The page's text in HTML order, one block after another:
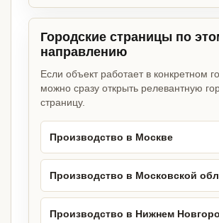
Городские страницы по
направлению
Если объект работает в конкретном
можно сразу открыть релевантную
страницу.
Производство в Москве
Производство в Московской
Производство в Нижнем